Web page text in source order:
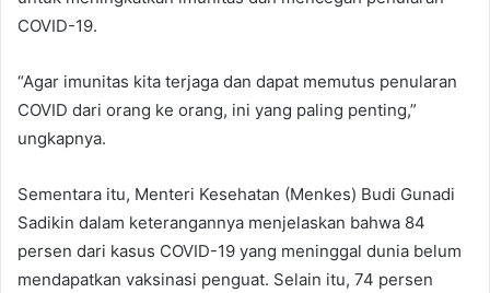
COVID-19.
“Agar imunitas kita terjaga dan dapat memutus penularan
COVID dari orang ke orang, ini yang paling penting,”
ungkapnya.
Sementara itu, Menteri Kesehatan (Menkes) Budi Gunadi
Sadikin dalam keterangannya menjelaskan bahwa 84
persen dari kasus COVID-19 yang meninggal dunia belum
mendapatkan vaksinasi penguat. Selain itu, 74 persen